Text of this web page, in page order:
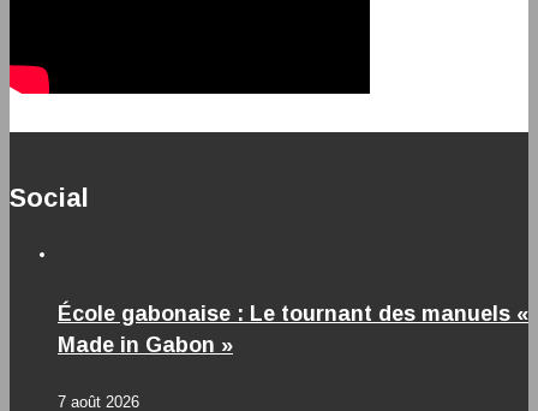
Social
École gabonaise : Le tournant des manuels «
Made in Gabon »
7 août 2026